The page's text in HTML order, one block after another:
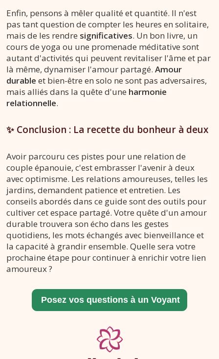
Enfin, pensons à mêler qualité et quantité. Il n'est
pas tant question de compter les heures en solitaire,
mais de les rendre significatives. Un bon livre, un
cours de yoga ou une promenade méditative sont
autant d'activités qui peuvent revitaliser l'âme et par
là même, dynamiser l'amour partagé. Amour
durable et bien-être en solo ne sont pas adversaires,
mais alliés dans la quête d'une harmonie
relationnelle.
✨ Conclusion : La recette du bonheur à deux
Avoir parcouru ces pistes pour une relation de
couple épanouie, c'est embrasser l'avenir à deux
avec optimisme. Les relations amoureuses, telles les
jardins, demandent patience et entretien. Les
conseils abordés dans ce guide sont des outils pour
cultiver cet espace partagé. Votre quête d'un amour
durable trouvera son écho dans les gestes
quotidiens, les mots échangés avec bienveillance et
la capacité à grandir ensemble. Quelle sera votre
prochaine étape pour continuer à enrichir votre lien
amoureux ?